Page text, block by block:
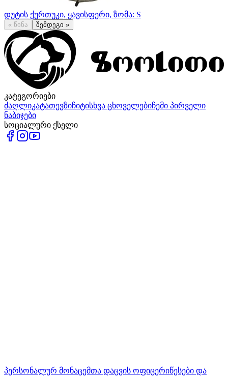
დუტის ქურთუკი, ყავისფერი, ზომა: S
« წინა შემდეგი »
კატეგორიები
ძაღლიკატათევზიჩიტისხვა ცხოველებიჩემი პირველი
ნაბიჯები
სოციალური ქსელი
პერსონალურ მონაცემთა დაცვის ოფიცერიწესები და